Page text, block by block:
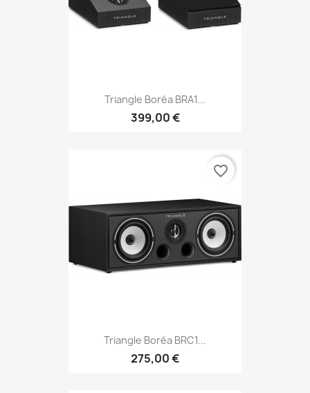
Triangle Boréa BRA1...
399,00 €
Triangle Boréa BRC1...
275,00 €
favorite_border